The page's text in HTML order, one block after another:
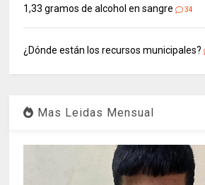
1,33 gramos de alcohol en sangre
34
¿Dónde están los recursos municipales?
Mas Leidas Mensual